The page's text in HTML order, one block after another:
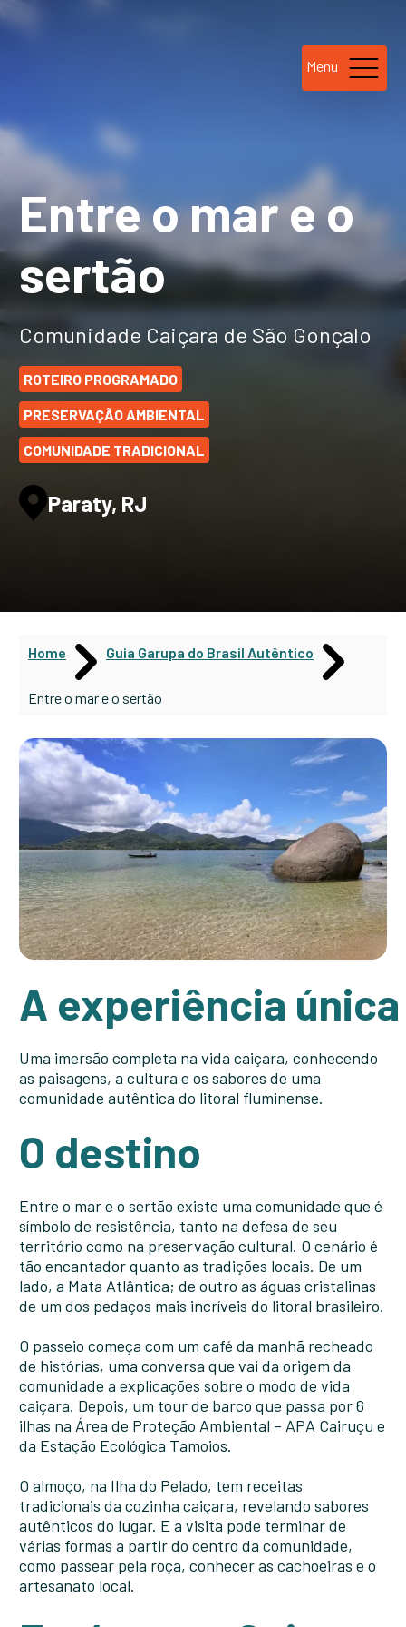
Menu
Entre o mar e o
sertão
Comunidade Caiçara de São Gonçalo
ROTEIRO PROGRAMADO
PRESERVAÇÃO AMBIENTAL
COMUNIDADE TRADICIONAL
Paraty, RJ
Home Guia Garupa do Brasil Autêntico
Entre o mar e o sertão
A experiência única
Uma imersão completa na vida caiçara, conhecendo
as paisagens, a cultura e os sabores de uma
comunidade autêntica do litoral fluminense.
O destino
Entre o mar e o sertão existe uma comunidade que é
símbolo de resistência, tanto na defesa de seu
território como na preservação cultural. O cenário é
tão encantador quanto as tradições locais. De um
lado, a Mata Atlântica; de outro as águas cristalinas
de um dos pedaços mais incríveis do litoral brasileiro.
O passeio começa com um café da manhã recheado
de histórias, uma conversa que vai da origem da
comunidade a explicações sobre o modo de vida
caiçara. Depois, um tour de barco que passa por 6
ilhas na Área de Proteção Ambiental – APA Cairuçu e
da Estação Ecológica Tamoios.
O almoço, na Ilha do Pelado, tem receitas
tradicionais da cozinha caiçara, revelando sabores
autênticos do lugar. E a visita pode terminar de
várias formas a partir do centro da comunidade,
como passear pela roça, conhecer as cachoeiras e o
artesanato local.